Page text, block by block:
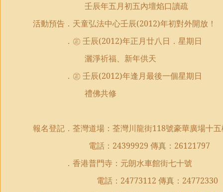
壬辰年五月初五內壇焰口讀疏
活動預告．天童弘法中心壬辰(2012)年初對外開放！
．㊣ 壬辰(2012)年正月廿八日．星期日
灑淨祈福、新年供天
．㊣ 壬辰(2012)年逢月最後一個星期日
禮佛共修
報名登記．荃灣道場：荃灣川龍街118號豪華廣場十
電話： 24399929 傳真： 26121797
．香港普門寺：元朗水車館街七十號
電話： 24773112 傳真： 24772330